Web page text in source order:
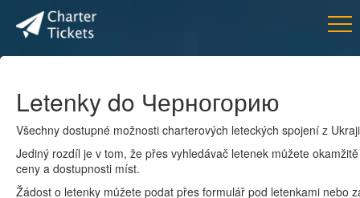
Letenky do Черногорию
Všechny dostupné možnosti charterových leteckých spojení z
Jediný rozdíl je v tom, že přes vyhledávač letenek můžete
ceny a dostupnosti míst.
Žádost o letenky můžete podat přes formulář pod letenkami nebo